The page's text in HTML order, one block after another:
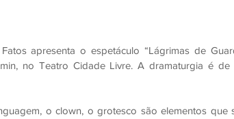
apresenta o espetáculo “Lágrimas de
no Teatro Cidade Livre. A dramaturgia é de
o clown, o grotesco são elementos que